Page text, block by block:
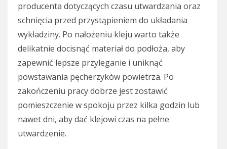
producenta dotyczących czasu utwardzania oraz
schnięcia przed przystąpieniem do układania
wykładziny. Po nałożeniu kleju warto także
delikatnie docisnąć materiał do podłoża, aby
zapewnić lepsze przyleganie i uniknąć
powstawania pęcherzyków powietrza. Po
zakończeniu pracy dobrze jest zostawić
pomieszczenie w spokoju przez kilka godzin lub
nawet dni, aby dać klejowi czas na pełne
utwardzenie.